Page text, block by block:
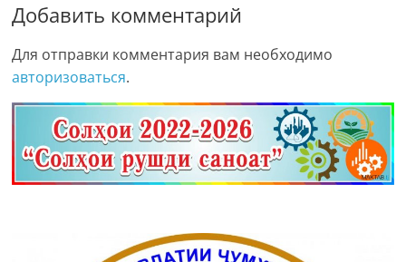
Добавить комментарий
Для отправки комментария вам необходимо
авторизоваться.